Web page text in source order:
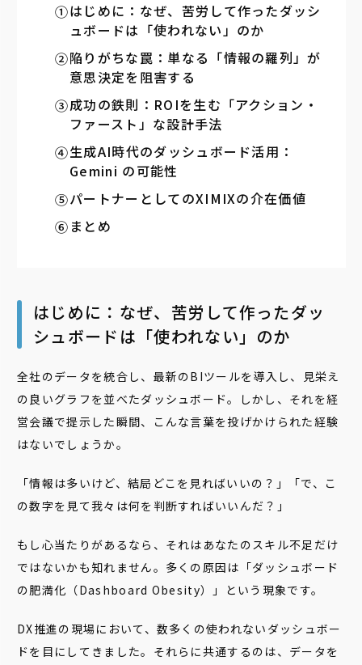
はじめに：なぜ、苦労して作ったダッシ
ュボードは「使われない」のか
陥りがちな罠：単なる「情報の羅列」が
意思決定を阻害する
成功の鉄則：ROIを生む「アクション・
ファースト」な設計手法
生成AI時代のダッシュボード活用：
Gemini の可能性
パートナーとしてのXIMIXの介在価値
まとめ
はじめに：なぜ、苦労して作ったダッ
シュボードは「使われない」のか
全社のデータを統合し、最新のBIツールを導入し、見栄え
の良いグラフを並べたダッシュボード。しかし、それを経
営会議で提示した瞬間、こんな言葉を投げかけられた経験
はないでしょうか。
「情報は多いけど、結局どこを見ればいいの？」「で、こ
の数字を見て我々は何を判断すればいいんだ？」
もし心当たりがあるなら、それはあなたのスキル不足だけ
ではないかも知れません。多くの原因は「ダッシュボード
の肥満化（Dashboard Obesity）」という現象です。
DX推進の現場において、数多くの使われないダッシュボー
ドを目にしてきました。それらに共通するのは、データを